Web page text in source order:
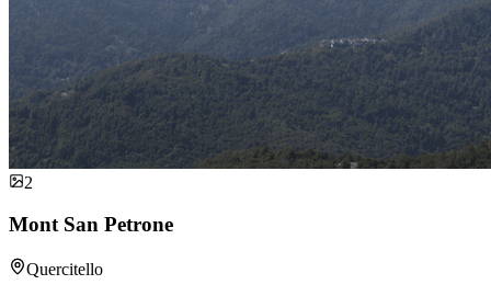
2
Mont San Petrone
Quercitello